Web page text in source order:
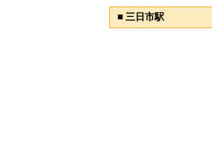
■ 三日市駅